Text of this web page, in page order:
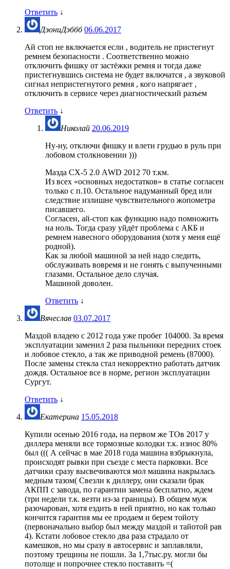
Ответить ↓
ДэониДэббб06.06.2017
Ай стоп не включается если , водитель не пристегнут
ремнем безопасности . Соответственно можно
отключить фишку от застёжки ремня и тогда даже
пристегнувшись система не будет включатся , а звуковой
сигнал непристегнутого ремня , кого напрягает ,
отключить в сервисе через диагностический разъем
Ответить ↓
Николай 20.06.2019
Ну-ну, отключи фишку и влети грудью в руль при
лобовом столкновении )))
Мазда СХ-5 2.0 АWD 2012 70 т.км.
Из всех «основных недостатков» в статье согласен
только с п.10. Остальное надуманный бред или
следствие излишне чувствительного жопометра
писавшего.
Согласен, ай-стоп как функцию надо помножить
на ноль. Тогда сразу уйдёт проблема с АКБ и
ремнем навесного оборудования (хотя у меня ещё
родной).
Как за любой машиной за ней надо следить,
обслуживать вовремя и не гонять с выпученными
глазами. Остальное дело случая.
Машиной доволен.
Ответить ↓
Вячеслав 03.07.2017
Маздой владею с 2012 года уже пробег 104000. За время
эксплуатации заменил 2 раза пыльники передних стоек
и лобовое стекло, а так же приводной ремень (87000).
После замены стекла стал некорректно работать датчик
дождя. Остальное все в норме, регион эксплуатации
Сургут.
Ответить ↓
Екатерина 15.05.2018
Купили осенью 2016 года, на первом же ТОв 2017 у
диллера меняли все тормозные колодки т.к. износ 80%
был ((( А сейчас в мае 2018 года машина взбрыкнула,
происходят рывки при съезде с места парковки. Все
датчики сразу высвечиваются мол машина накрылась
медным тазом( Свезли к диллеру, они сказали брак
АКПП с завода, по гарантии замена бесплатно, ждем
(три недели т.к. везти из-за границы). В общем муж
разочарован, хотя ездить в ней приятно, но как только
кончится гарантия мы ее продаем и берем тойоту
(первоначально выбор был между маздой и тайотой рав
4). Кстати лобовое стекло два раза страдало от
камешков, но мы сразу в автосервис и заплавляли,
поэтому трещины не пошли. За 1,7тыс.ру. могли бы
потолще и попрочнее стекло поставить =(